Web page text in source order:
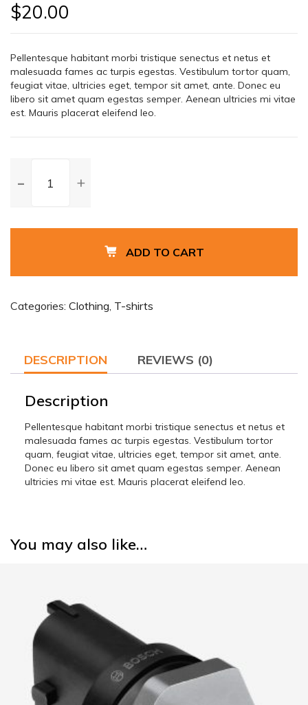
$20.00
Pellentesque habitant morbi tristique senectus et netus et
malesuada fames ac turpis egestas. Vestibulum tortor quam,
feugiat vitae, ultricies eget, tempor sit amet, ante. Donec eu
libero sit amet quam egestas semper. Aenean ultricies mi vitae
est. Mauris placerat eleifend leo.
Ninja
ADD TO CART
Categories: Clothing, T-shirts
DESCRIPTION REVIEWS (0)
Description
Pellentesque habitant morbi tristique senectus et netus et
malesuada fames ac turpis egestas. Vestibulum tortor
quam, feugiat vitae, ultricies eget, tempor sit amet, ante.
Donec eu libero sit amet quam egestas semper. Aenean
ultricies mi vitae est. Mauris placerat eleifend leo.
You may also like…